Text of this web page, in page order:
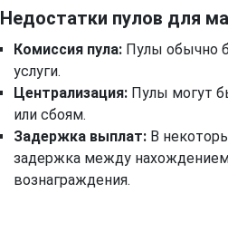
Недостатки пулов для
Комиссия пула: Пулы обычно
услуги.
Централизация: Пулы могут
или сбоям.
Задержка выплат: В
задержка между
вознаграждения.